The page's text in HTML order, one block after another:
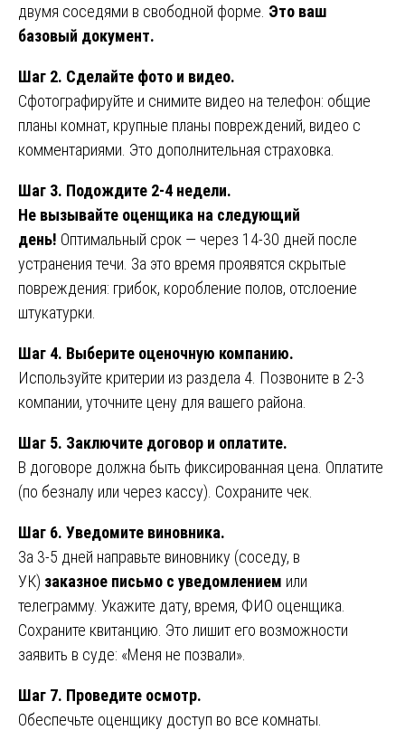
двумя соседями в свободной форме. Это ваш
базовый документ.
Шаг 2. Сделайте фото и видео.
Сфотографируйте и снимите видео на телефон: общие
планы комнат, крупные планы повреждений, видео с
комментариями. Это дополнительная страховка.
Шаг 3. Подождите 2-4 недели.
Не вызывайте оценщика на следующий
день! Оптимальный срок — через 14-30 дней после
устранения течи. За это время проявятся скрытые
повреждения: грибок, коробление полов, отслоение
штукатурки.
Шаг 4. Выберите оценочную компанию.
Используйте критерии из раздела 4. Позвоните в 2-3
компании, уточните цену для вашего района.
Шаг 5. Заключите договор и оплатите.
В договоре должна быть фиксированная цена. Оплатите
(по безналу или через кассу). Сохраните чек.
Шаг 6. Уведомите виновника.
За 3-5 дней направьте виновнику (соседу, в
УК) заказное письмо с уведомлением или
телеграмму. Укажите дату, время, ФИО оценщика.
Сохраните квитанцию. Это лишит его возможности
заявить в суде: «Меня не позвали».
Шаг 7. Проведите осмотр.
Обеспечьте оценщику доступ во все комнаты.